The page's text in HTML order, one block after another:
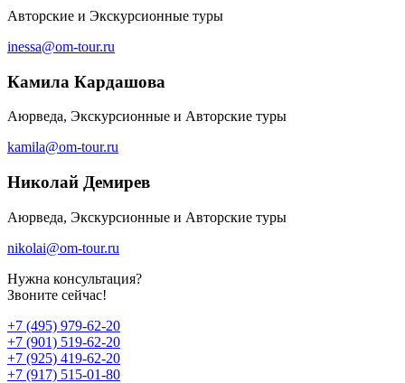
Авторские и Экскурсионные туры
inessa@om-tour.ru
Камила Кардашова
Аюрведа, Экскурсионные и Авторские туры
kamila@om-tour.ru
Николай Демирев
Аюрведа, Экскурсионные и Авторские туры
nikolai@om-tour.ru
Нужна консультация?
Звоните сейчас!
+7 (495) 979-62-20
+7 (901) 519-62-20
+7 (925) 419-62-20
+7 (917) 515-01-80